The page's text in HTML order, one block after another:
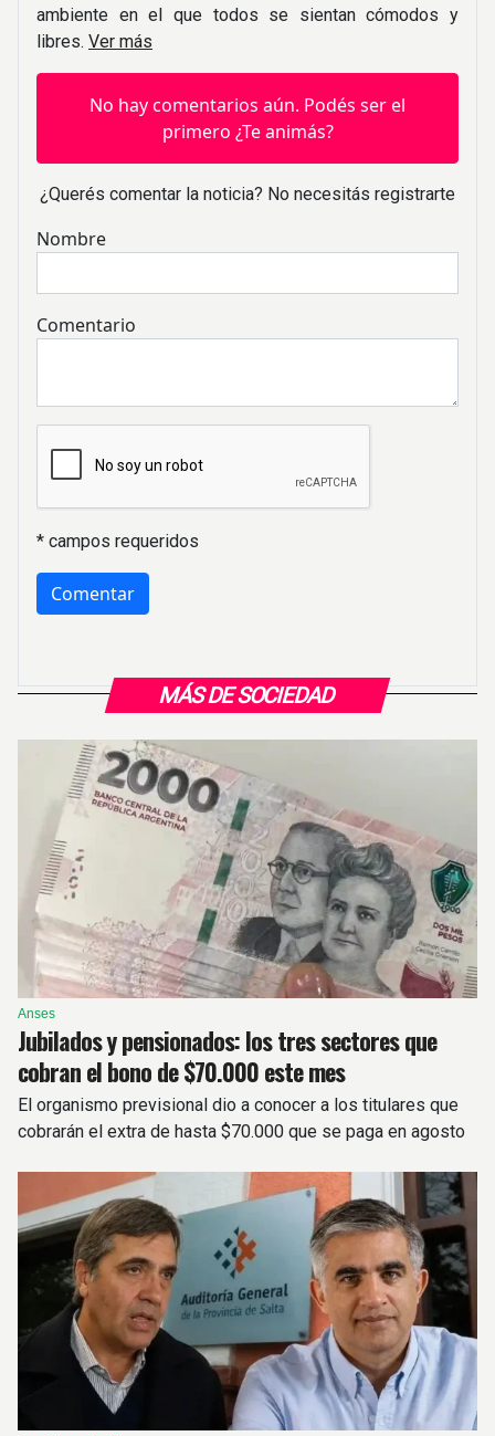
MÁS DE SOCIEDAD
Anses
Jubilados y pensionados: los tres sectores que
cobran el bono de $70.000 este mes
El organismo previsional dio a conocer a los titulares que
cobrarán el extra de hasta $70.000 que se paga en agosto
ambiente en el que todos se sientan cómodos y
libres. Ver más
No hay comentarios aún. Podés ser el
primero ¿Te animás?
¿Querés comentar la noticia? No necesitás registrarte
Nombre
Comentario
* campos requeridos